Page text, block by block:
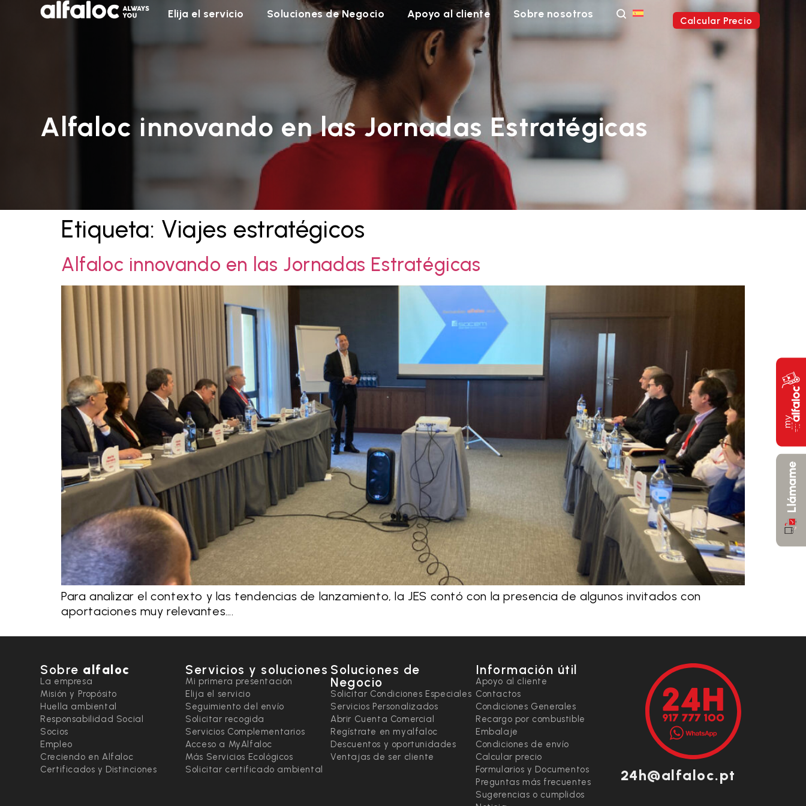
Elija el servicio Soluciones de Negocio Apoyo al cliente Sobre nosotros
Calcular Precio
Alfaloc innovando en las Jornadas Estratégicas
Etiqueta: Viajes estratégicos
Alfaloc innovando en las Jornadas Estratégicas
Para analizar el contexto y las tendencias de lanzamiento, la JES contó con la presencia de algunos invitados con
aportaciones muy relevantes….
Sobre alfaloc
La empresa
Misión y Propósito
Huella ambiental
Responsabilidad Social
Socios
Empleo
Creciendo en Alfaloc
Certificados y Distinciones
Servicios y soluciones
Mi primera presentación
Elija el servicio
Seguimiento del envío
Solicitar recogida
Servicios Complementarios
Acceso a MyAlfaloc
Más Servicios Ecológicos
Solicitar certificado ambiental
Soluciones de
Negocio
Solicitar Condiciones Especiales
Servicios Personalizados
Abrir Cuenta Comercial
Regístrate en myalfaloc
Descuentos y oportunidades
Ventajas de ser cliente
Información útil
Apoyo al cliente
Contactos
Condiciones Generales
Recargo por combustible
Embalaje
Condiciones de envío
Calcular precio
Formularios y Documentos
Preguntas más frecuentes
Sugerencias o cumplidos
24h@alfaloc.pt